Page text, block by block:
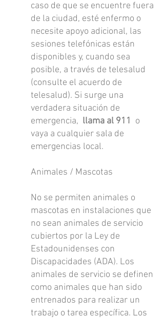
caso de que se encuentre fuera
de la ciudad, esté enfermo o
necesite apoyo adicional, las
sesiones telefónicas están
disponibles y, cuando sea
posible, a través de telesalud
(consulte el acuerdo de
telesalud). Si surge una
verdadera situación de
emergencia, llama al 911 o
vaya a cualquier sala de
emergencias local.
Animales / Mascotas
No se permiten animales o
mascotas en instalaciones que
no sean animales de servicio
cubiertos por la Ley de
Estadounidenses con
Discapacidades (ADA). Los
animales de servicio se definen
como animales que han sido
entrenados para realizar un
trabajo o tarea específica. Los